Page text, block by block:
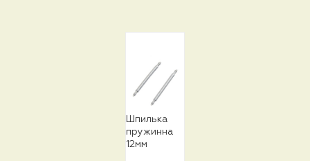
Шпилька
пружинна
12мм